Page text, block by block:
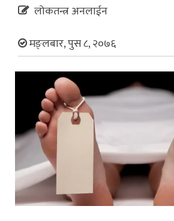
लोकतन्त्र अनलाईन
मङ्लबार, पुस ८, २०७६